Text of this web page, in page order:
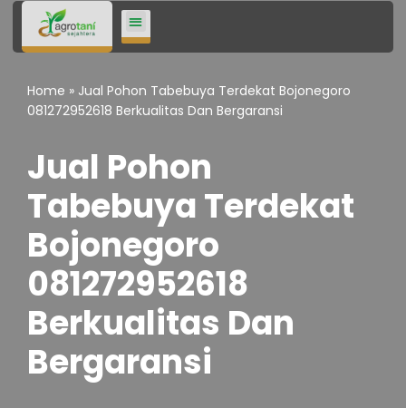
Lompat
konten
Home » Jual Pohon Tabebuya Terdekat Bojonegoro
081272952618 Berkualitas Dan Bergaransi
Jual Pohon
Tabebuya Terdekat
Bojonegoro
081272952618
Berkualitas Dan
Bergaransi